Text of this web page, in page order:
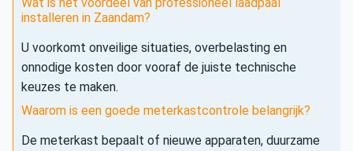
installeren in Zaandam?
U voorkomt onveilige situaties, overbelasting en
onnodige kosten door vooraf de juiste technische
keuzes te maken.
Waarom is een goede meterkastcontrole belangrijk?
De meterkast bepaalt of nieuwe apparaten, duurzame